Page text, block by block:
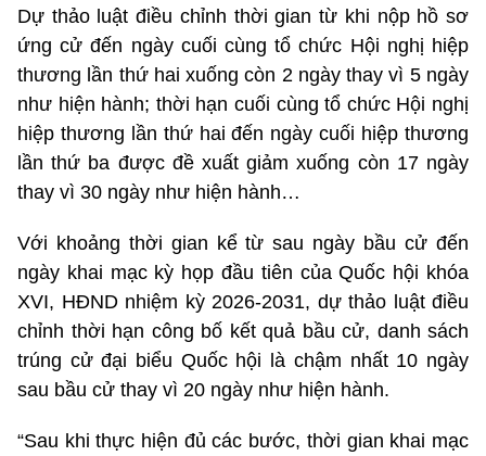
Dự thảo luật điều chỉnh thời gian từ khi nộp hồ sơ
ứng cử đến ngày cuối cùng tổ chức Hội nghị hiệp
thương lần thứ hai xuống còn 2 ngày thay vì 5 ngày
như hiện hành; thời hạn cuối cùng tổ chức Hội nghị
hiệp thương lần thứ hai đến ngày cuối hiệp thương
lần thứ ba được đề xuất giảm xuống còn 17 ngày
thay vì 30 ngày như hiện hành…
Với khoảng thời gian kể từ sau ngày bầu cử đến
ngày khai mạc kỳ họp đầu tiên của Quốc hội khóa
XVI, HĐND nhiệm kỳ 2026-2031, dự thảo luật điều
chỉnh thời hạn công bố kết quả bầu cử, danh sách
trúng cử đại biểu Quốc hội là chậm nhất 10 ngày
sau bầu cử thay vì 20 ngày như hiện hành.
“Sau khi thực hiện đủ các bước, thời gian khai mạc